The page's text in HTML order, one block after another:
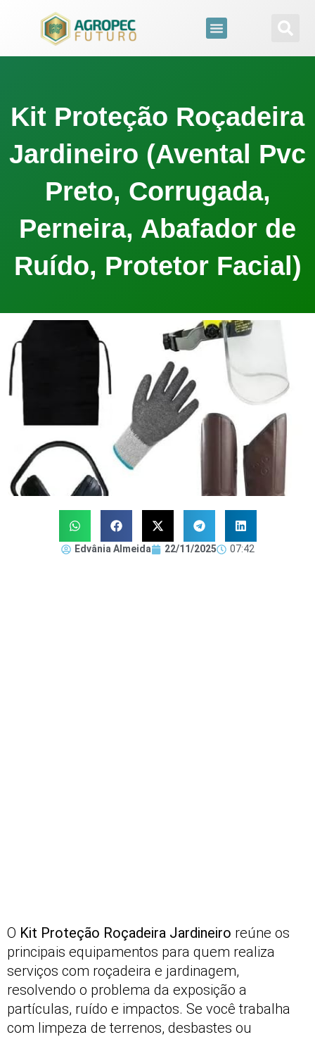
conteúdo
Kit Proteção Roçadeira
Jardineiro (Avental Pvc
Preto, Corrugada,
Perneira, Abafador de
Ruído, Protetor Facial)
Edvânia Almeida 22/11/2025 07:42
O Kit Proteção Roçadeira Jardineiro reúne os
principais equipamentos para quem realiza
serviços com roçadeira e jardinagem,
resolvendo o problema da exposição a
partículas, ruído e impactos. Se você trabalha
com limpeza de terrenos, desbastes ou